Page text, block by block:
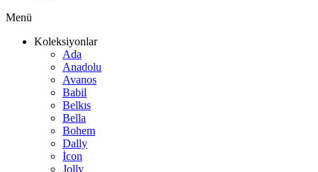
Menü
Koleksiyonlar
Ada
Anadolu
Avanos
Babil
Belkıs
Bella
Bohem
Dally
İcon
Jolly